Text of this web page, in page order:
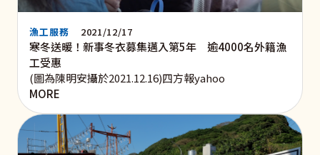
漁工服務 2021/12/17
寒冬送暖！新事冬衣募集邁入第5年 逾4000名外籍漁
工受惠
(圖為陳明安攝於2021.12.16)四方報yahoo
MORE